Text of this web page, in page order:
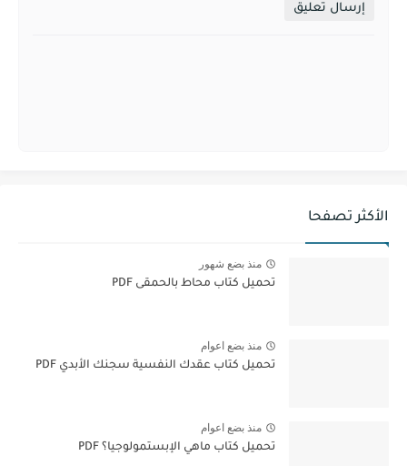
إرسال تعليق
الأكثر تصفحا
منذ بضع شهور
تحميل كتاب محاط بالحمقى PDF
منذ بضع اعوام
تحميل كتاب عقدك النفسية سجنك الأبدي PDF
منذ بضع اعوام
تحميل كتاب ماهي الإبستمولوجيا؟ PDF